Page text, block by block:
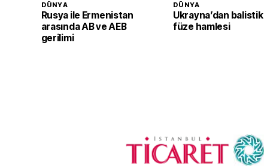
DÜNYA
Rusya ile Ermenistan
arasında AB ve AEB
gerilimi
DÜNYA
Ukrayna’dan balistik
füze hamlesi